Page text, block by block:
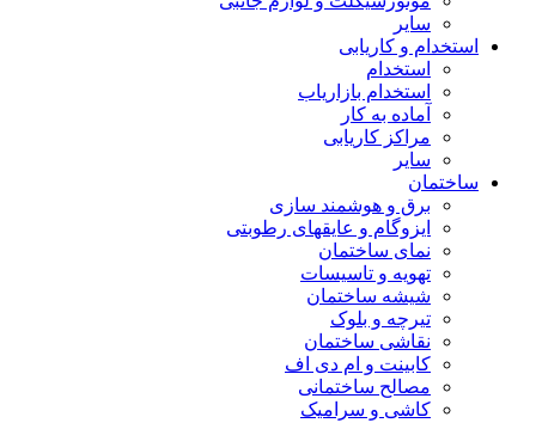
سایر
استخدام و کاریابی
استخدام
استخدام بازاریاب
آماده به کار
مراکز کاریابی
سایر
ساختمان
برق و هوشمند سازی
ایزوگام و عایقهای رطوبتی
نمای ساختمان
تهویه و تاسیسات
شیشه ساختمان
تیرچه و بلوک
نقاشی ساختمان
کابینت و ام دی اف
مصالح ساختمانی
کاشی و سرامیک